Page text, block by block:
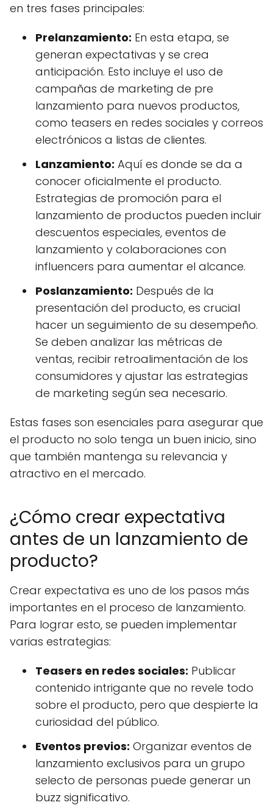
en tres fases principales:
Prelanzamiento: En esta etapa, se
generan expectativas y se crea
anticipación. Esto incluye el uso de
campañas de marketing de pre
lanzamiento para nuevos productos,
como teasers en redes sociales y correos
electrónicos a listas de clientes.
Lanzamiento: Aquí es donde se da a
conocer oficialmente el producto.
Estrategias de promoción para el
lanzamiento de productos pueden incluir
descuentos especiales, eventos de
lanzamiento y colaboraciones con
influencers para aumentar el alcance.
Poslanzamiento: Después de la
presentación del producto, es crucial
hacer un seguimiento de su desempeño.
Se deben analizar las métricas de
ventas, recibir retroalimentación de los
consumidores y ajustar las estrategias
de marketing según sea necesario.
Estas fases son esenciales para asegurar que
el producto no solo tenga un buen inicio, sino
que también mantenga su relevancia y
atractivo en el mercado.
¿Cómo crear expectativa
antes de un lanzamiento de
producto?
Crear expectativa es uno de los pasos más
importantes en el proceso de lanzamiento.
Para lograr esto, se pueden implementar
varias estrategias:
Teasers en redes sociales: Publicar
contenido intrigante que no revele todo
sobre el producto, pero que despierte la
curiosidad del público.
Eventos previos: Organizar eventos de
lanzamiento exclusivos para un grupo
selecto de personas puede generar un
buzz significativo.